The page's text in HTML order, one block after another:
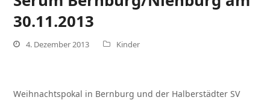
30.11.2013
4. Dezember 2013 Kinder
Weihnachtspokal in Bernburg und der Halberstädter SV